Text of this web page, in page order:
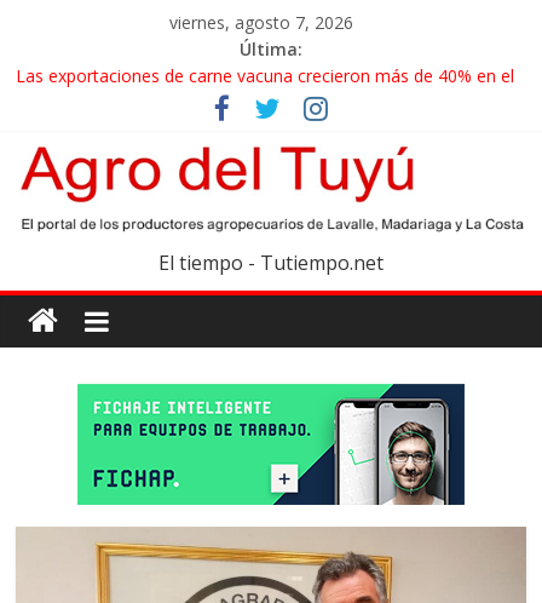
viernes, agosto 7, 2026
Última:
Las exportaciones de carne vacuna crecieron más de 40% en el
La miel, un motor de las economías regionales que enfrenta
nuevos desafíos para exportar
El gobierno bonaerense realizará un censo para actualizar el
mapa de la producción hortiflorícola
Las exportaciones agroindustriales anotaron un récord histórico
en el primer semestre
Maíz: estiman una cosecha récord de 71,5 millones de toneladas
El tiempo - Tutiempo.net